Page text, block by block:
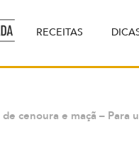
RECEITAS
de cenoura e maçã – Para